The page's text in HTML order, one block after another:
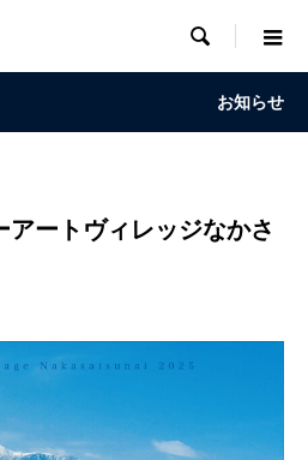

お知らせ
アートヴィレッジなかさ